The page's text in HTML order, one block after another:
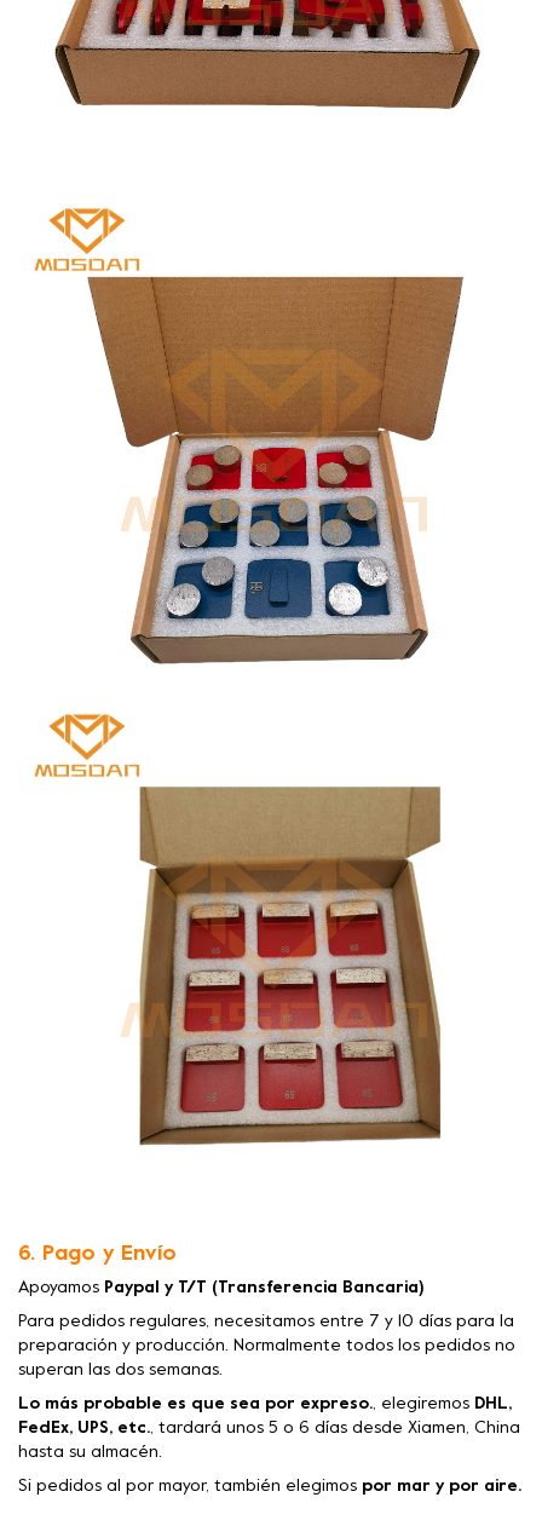
6. Pago y Envío
Apoyamos Paypal y T/T (Transferencia Bancaria)
Para pedidos regulares, necesitamos entre 7 y 10 días para la
preparación y producción. Normalmente todos los pedidos no
superan las dos semanas.
Lo más probable es que sea por expreso., elegiremos DHL,
FedEx, UPS, etc., tardará unos 5 o 6 días desde Xiamen, China
hasta su almacén.
Si pedidos al por mayor, también elegimos por mar y por aire.